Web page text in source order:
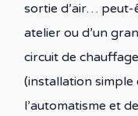
sortie d’air… peut-
atelier ou d’un
circuit de
(installation simple
l’automatisme et